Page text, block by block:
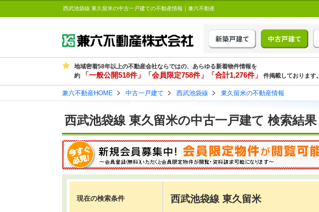
西武池袋線 東久留米の中古一戸建ての不動産情報｜兼六不動産
地域密着58年以上の不動産会社ならではの、あらゆる新着物件情報を
約
「一般公開518件」「会員限定758件」「合計1,276件」 件掲載しております。
兼六不動産HOME 中古一戸建て 西武池袋線 東久留米の不動産情報
西武池袋線 東久留米の中古一戸建て 検索結果
現在の検索条件 西武池袋線 東久留米